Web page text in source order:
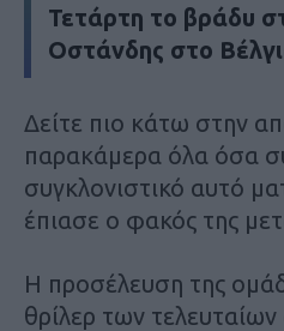
Τετάρτη το βράδυ
Οστάνδης στο
Δείτε πιο κάτω στην
παρακάμερα όλα όσα
συγκλονιστικό αυτό
έπιασε ο φακός της
Η προσέλευση της
θρίλερ των